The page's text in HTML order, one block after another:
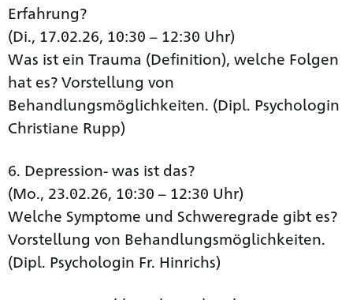
Erfahrung?
(Di., 17.02.26, 10:30 – 12:30 Uhr)
Was ist ein Trauma (Definition), welche Folgen
hat es? Vorstellung von
Behandlungsmöglichkeiten. (Dipl. Psychologin
Christiane Rupp)
6. Depression- was ist das?
(Mo., 23.02.26, 10:30 – 12:30 Uhr)
Welche Symptome und Schweregrade gibt es?
Vorstellung von Behandlungsmöglichkeiten.
(Dipl. Psychologin Fr. Hinrichs)